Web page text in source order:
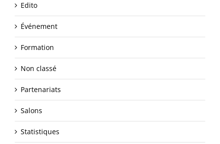
Edito
Événement
Formation
Non classé
Partenariats
Salons
Statistiques